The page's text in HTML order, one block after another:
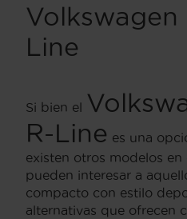
Volkswagen
Line
Si bien el
R-Line es una
existen otros modelos
pueden interesar a
compacto con estilo
alternativas que ofrecen